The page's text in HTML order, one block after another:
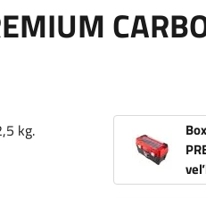
kg.